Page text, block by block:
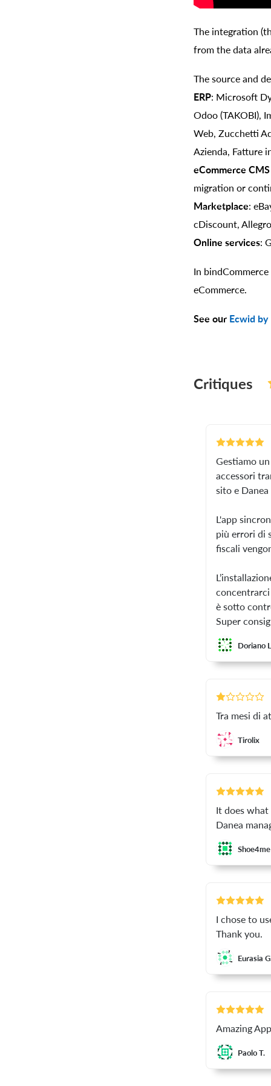
The integration
from the data
The source and
ERP: Microsoft
Odoo (TAKOBI),
Web, Zucchetti
Azienda, Fatture
eCommerce
migration or
Marketplace:
cDiscount,
Online services:
In
eCommerce.
See our Ecwid
Critiques
Gestiamo
accessori
sito e
L'app
più errori di
fiscali
è sotto
Super
Doriano
Tra mesi di
Tirolix
It does
Danea
Shoe4me
I chose to
Thank you.
Eurasia
Amazing
Paolo T.